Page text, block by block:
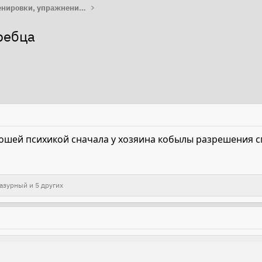
Работа с лошадью: тренировки, упражнения, лайфхаки
психикой сначала у хозяина кобылы разрешения
и 5 других